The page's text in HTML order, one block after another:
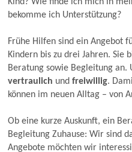
bekomme ich Unterstützung?
Frühe Hilfen sind ein Angebot
Kindern bis zu drei Jahren. Sie
Beratung sowie Begleitung an.
vertraulich undfreiwillig.
können im neuen Alltag – von
Ob eine kurze Auskunft, ein
Begleitung Zuhause: Wir sind
Angebote möchten wir